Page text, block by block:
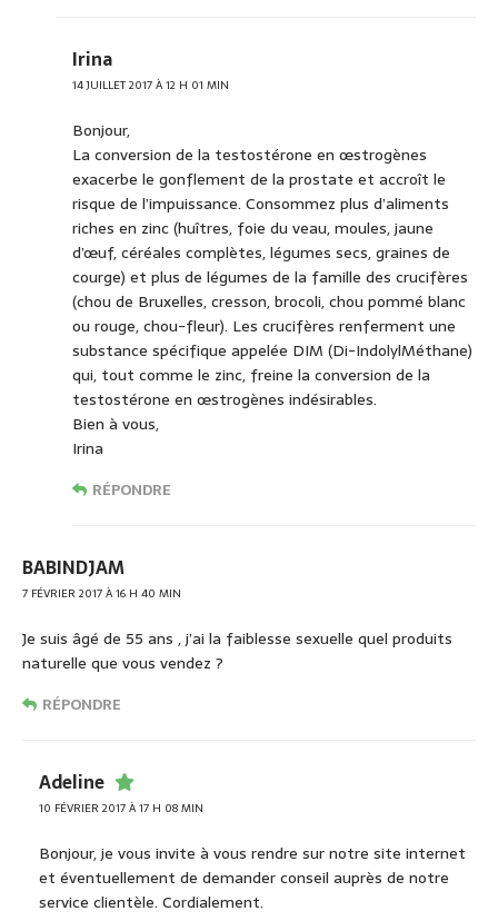
Irina
14 JUILLET 2017 À 12 H 01 MIN
Bonjour,
La conversion de la testostérone en œstrogènes
exacerbe le gonflement de la prostate et accroît le
risque de l’impuissance. Consommez plus d’aliments
riches en zinc (huîtres, foie du veau, moules, jaune
d’œuf, céréales complètes, légumes secs, graines de
courge) et plus de légumes de la famille des crucifères
(chou de Bruxelles, cresson, brocoli, chou pommé blanc
ou rouge, chou-fleur). Les crucifères renferment une
substance spécifique appelée DIM (Di-IndolylMéthane)
qui, tout comme le zinc, freine la conversion de la
testostérone en œstrogènes indésirables.
Bien à vous,
Irina
RÉPONDRE
BABINDJAM
7 FÉVRIER 2017 À 16 H 40 MIN
Je suis âgé de 55 ans , j’ai la faiblesse sexuelle quel produits
naturelle que vous vendez ?
RÉPONDRE
Adeline
10 FÉVRIER 2017 À 17 H 08 MIN
Bonjour, je vous invite à vous rendre sur notre site internet
et éventuellement de demander conseil auprès de notre
service clientèle. Cordialement.